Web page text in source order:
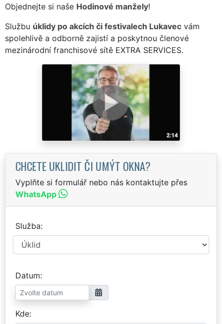
Objednejte si naše Hodinové manžely!
Službu úklidy po akcích či festivalech Lukavec vám
spolehlivě a odborně zajistí a poskytnou členové
mezinárodní franchisové sítě EXTRA SERVICES.
CHCETE UKLIDIT ČI UMÝT OKNA?
Vyplňte si formulář nebo nás kontaktujte přes
WhatsApp
Služba
Datum
Kde